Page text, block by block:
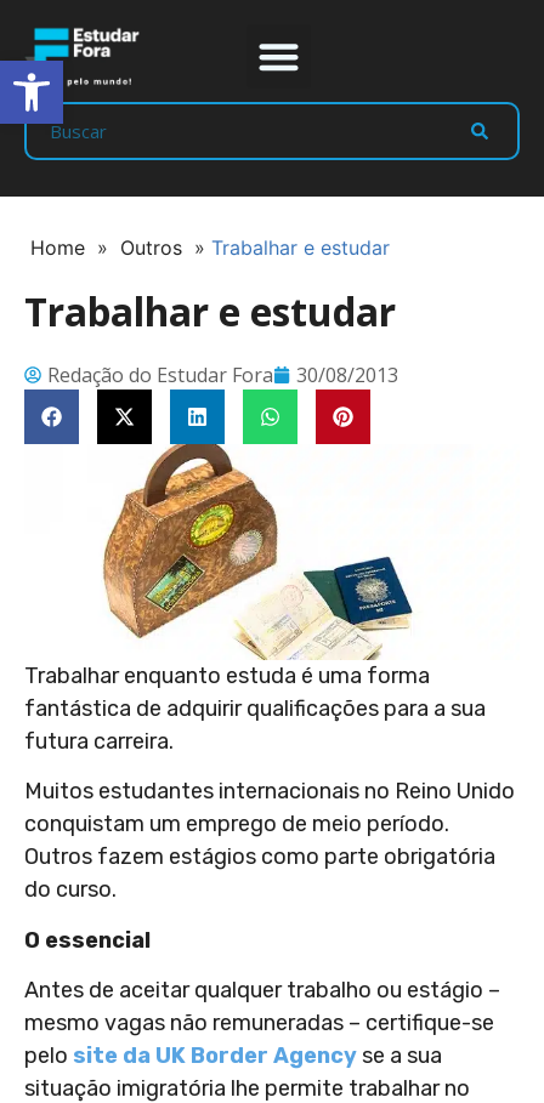
Home » Outros » Trabalhar e estudar
Trabalhar e estudar
Redação do Estudar Fora 30/08/2013
Trabalhar enquanto estuda é uma forma
fantástica de adquirir qualificações para a sua
futura carreira.
Muitos estudantes internacionais no Reino Unido
conquistam um emprego de meio período.
Outros fazem estágios como parte obrigatória
do curso.
O essencial
Antes de aceitar qualquer trabalho ou estágio –
mesmo vagas não remuneradas – certifique-se
pelo site da UK Border Agencyse a sua
situação imigratória lhe permite trabalhar no
Abrir a barra de ferramentas